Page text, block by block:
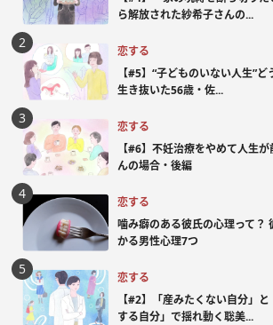
ら解放された紗希子さんの...
恋する
【#5】“子どものいない人生”
生き抜いた56歳・佐...
恋する
【#6】不妊治療をやめて人生
んの場合・後編
恋する
噛み癖のある彼氏の心理って？
かる男性心理7つ
恋する
【#2】「産みたくない自分」
する自分」で揺れ動く聡美...